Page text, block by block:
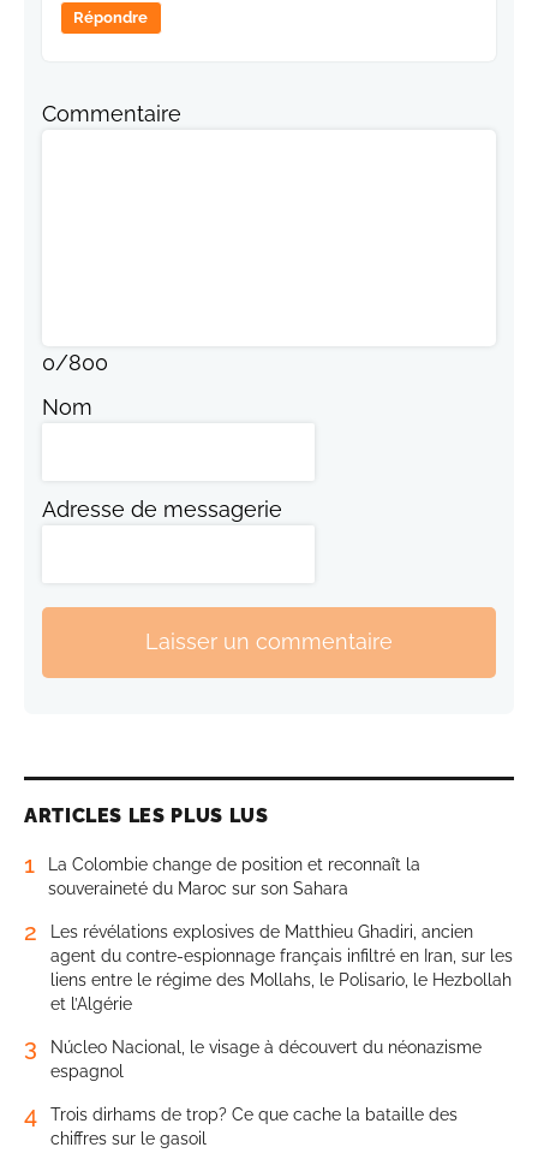
Répondre
Commentaire
0/800
Nom
Adresse de messagerie
Laisser un commentaire
ARTICLES LES PLUS LUS
1
La Colombie change de position et reconnaît la
souveraineté du Maroc sur son Sahara
2
Les révélations explosives de Matthieu Ghadiri, ancien
agent du contre-espionnage français infiltré en Iran, sur les
liens entre le régime des Mollahs, le Polisario, le Hezbollah
et l’Algérie
3
Núcleo Nacional, le visage à découvert du néonazisme
espagnol
4
Trois dirhams de trop? Ce que cache la bataille des
chiffres sur le gasoil